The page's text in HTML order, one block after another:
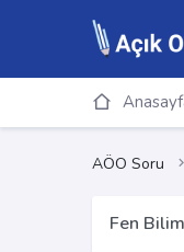
AÖO Soru
Fen